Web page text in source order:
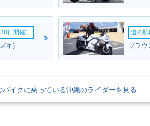
日開催）
キ)
道の
バイクに乗っている沖縄のライダーを見る